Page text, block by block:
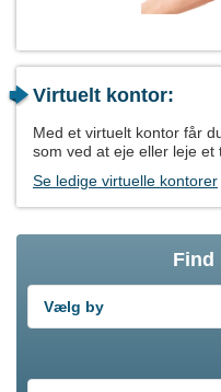
Virtuelt kontor:
Med et virtuelt kontor får
som ved at eje eller leje et
Se ledige virtuelle kontorer
Find